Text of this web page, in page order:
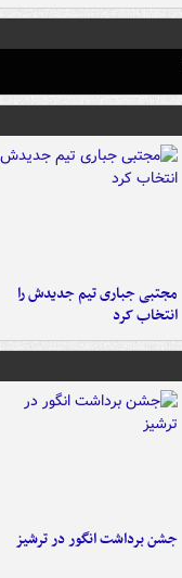
مجتبی جباری تیم جدیدش را
انتخاب کرد
جشن برداشت انگور در ترشیز